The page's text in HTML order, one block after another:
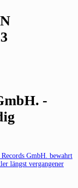
-
GmbH. bewahrt
längst vergangener